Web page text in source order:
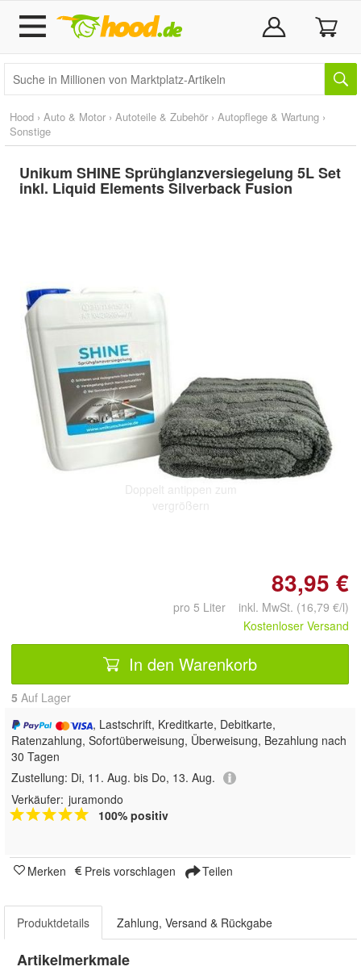
Hood › Auto & Motor › Autoteile & Zubehör › Autopflege & Wartung ›
Sonstige
Unikum SHINE Sprühglanzversiegelung 5L Set
inkl. Liquid Elements Silverback Fusion
Doppelt antippen zum
vergrößern
83,95 €
pro 5 Liter inkl. MwSt. (16,79 €/l)
Kostenloser Versand
In den Warenkorb
5 Auf Lager
, Lastschrift, Kreditkarte, Debitkarte,
Ratenzahlung, Sofortüberweisung, Überweisung, Bezahlung nach
30 Tagen
Zustellung: Di, 11. Aug. bis Do, 13. Aug.
Verkäufer: juramondo
100% positiv
Merken Preis vorschlagen Teilen
Produktdetails Zahlung, Versand & Rückgabe
Artikelmerkmale